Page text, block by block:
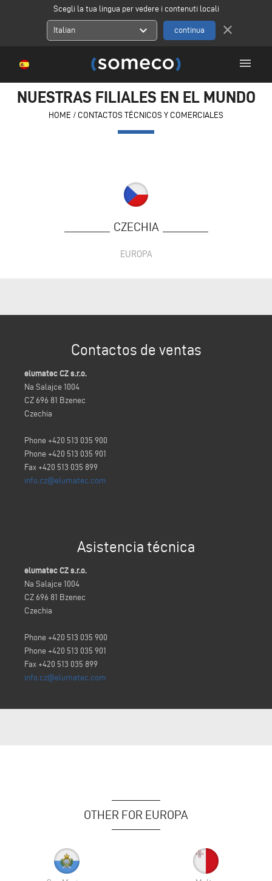
Scegli la tua lingua per vedere i contenuti locali
Italian expand_more close
menu
NUESTRAS FILIALES EN EL MUNDO
HOME / CONTACTOS TÉCNICOS Y COMERCIALES
CZECHIA
EUROPA
Contactos de ventas
elumatec CZ s.r.o.
Na Salajce 1004
CZ 696 81 Bzenec
Czechia
Phone +420 513 035 900
Phone +420 513 035 901
Fax +420 513 035 899
info.cz@elumatec.com
Asistencia técnica
elumatec CZ s.r.o.
Na Salajce 1004
CZ 696 81 Bzenec
Czechia
Phone +420 513 035 900
Phone +420 513 035 901
Fax +420 513 035 899
info.cz@elumatec.com
OTHER FOR EUROPA